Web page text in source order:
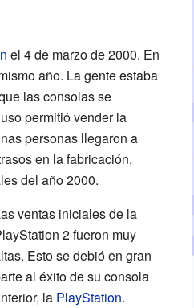
el 4 de marzo de 2000. En
año. La gente estaba
las consolas se
permitió vender la
personas llegaron a
en la fabricación,
del año 2000.
ventas iniciales de la
2 fueron muy
Esto se debió en gran
al éxito de su consola
la PlayStation.